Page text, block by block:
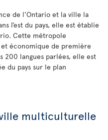
de l'Ontario et la ville la
l’est du pays, elle est établie
Cette métropole
économique de première
200 langues parlées, elle est
du pays sur le plan
multiculturelle